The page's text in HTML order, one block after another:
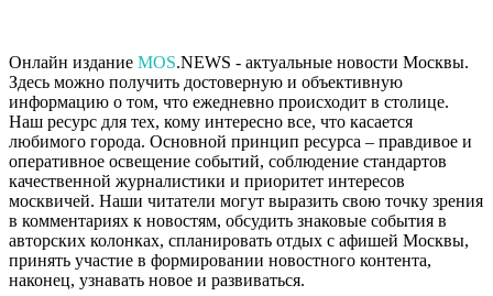
Онлайн издание MOS.NEWS - актуальные новости Москвы.
Здесь можно получить достоверную и объективную
информацию о том, что ежедневно происходит в столице.
Наш ресурс для тех, кому интересно все, что касается
любимого города. Основной принцип ресурса – правдивое и
оперативное освещение событий, соблюдение стандартов
качественной журналистики и приоритет интересов
москвичей. Наши читатели могут выразить свою точку зрения
в комментариях к новостям, обсудить знаковые события в
авторских колонках, спланировать отдых с афишей Москвы,
принять участие в формировании новостного контента,
наконец, узнавать новое и развиваться.